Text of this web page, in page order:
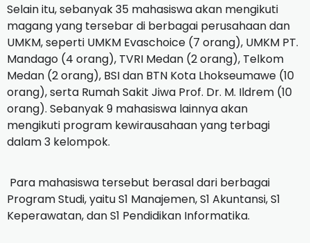
Selain itu, sebanyak 35 mahasiswa akan mengikuti
magang yang tersebar di berbagai perusahaan dan
UMKM, seperti UMKM Evaschoice (7 orang), UMKM PT.
Mandago (4 orang), TVRI Medan (2 orang), Telkom
Medan (2 orang), BSI dan BTN Kota Lhokseumawe (10
orang), serta Rumah Sakit Jiwa Prof. Dr. M. Ildrem (10
orang). Sebanyak 9 mahasiswa lainnya akan
mengikuti program kewirausahaan yang terbagi
dalam 3 kelompok.
Para mahasiswa tersebut berasal dari berbagai
Program Studi, yaitu S1 Manajemen, S1 Akuntansi, S1
Keperawatan, dan S1 Pendidikan Informatika.